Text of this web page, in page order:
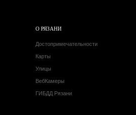
О РЯЗАНИ
Достопримечательности
Карты
Улицы
ВебКамеры
ГИБДД Рязани